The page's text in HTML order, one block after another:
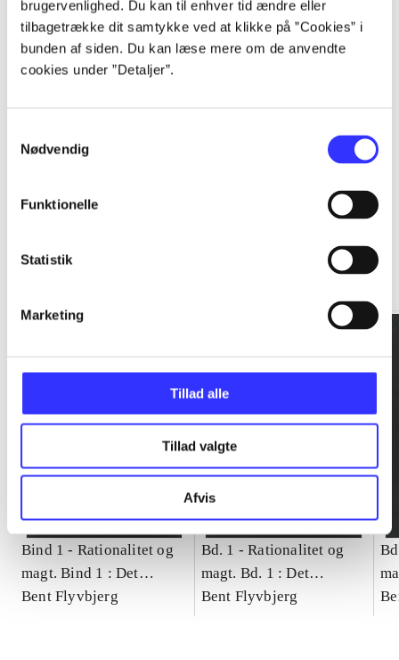
brugervenlighed. Du kan til enhver tid ændre eller
tilbagetrække dit samtykke ved at klikke på ”Cookies” i
bunden af siden. Du kan læse mere om de anvendte
cookies under ”Detaljer”.
Nødvendig
Funktionelle
Statistik
Marketing
Tillad alle
Tillad valgte
Afvis
...
Bind 1 - Rationalitet og
magt. Bind 1 : Det
konkretes videnskab
Bent Flyvbjerg
Bd. 1 -Rationalitet og
magt. Bd. 1 : Det
konkretes videnskab
Bent Flyvbjerg